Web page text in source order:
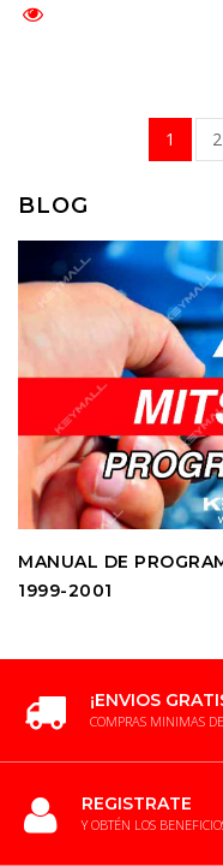
1 2
BLOG
MANUAL DE
1999-2001
¡ENVIOS
COMPRAS MINIMAS
REGISTRATE
Y OBTÉN LOS